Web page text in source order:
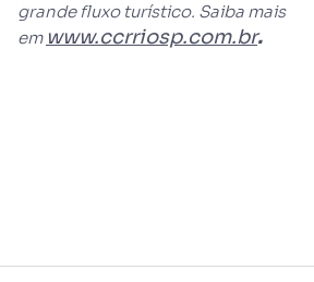
grande fluxo turístico. Saiba mais
em www.ccrriosp.com.br.